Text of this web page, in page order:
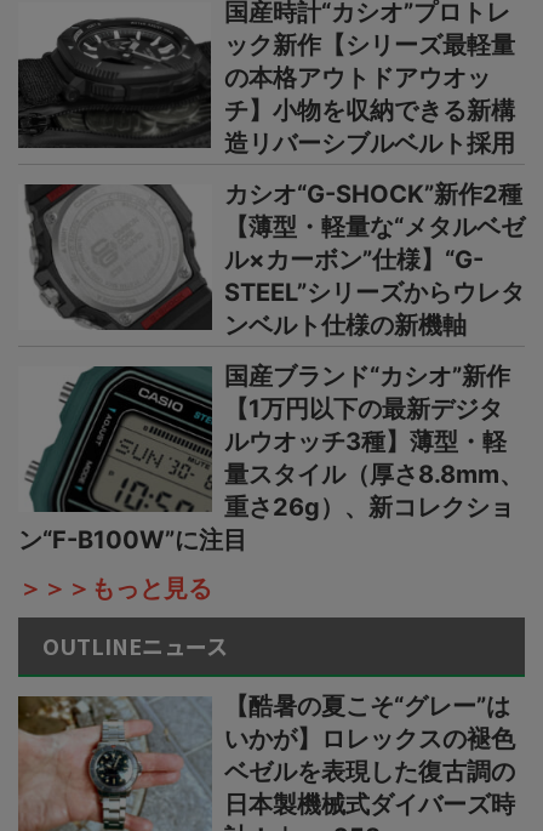
国産時計“カシオ”プロトレ
ック新作【シリーズ最軽量
の本格アウトドアウオッ
チ】小物を収納できる新構
造リバーシブルベルト採用
カシオ“G-SHOCK”新作2種
【薄型・軽量な“メタルベゼ
ル×カーボン”仕様】“G-
STEEL”シリーズからウレタ
ンベルト仕様の新機軸
国産ブランド“カシオ”新作
【1万円以下の最新デジタ
ルウオッチ3種】薄型・軽
量スタイル（厚さ8.8mm、
重さ26g）、新コレクショ
ン“F-B100W”に注目
＞＞＞もっと見る
OUTLINEニュース
【酷暑の夏こそ“グレー”は
いかが】ロレックスの褪色
ベゼルを表現した復古調の
日本製機械式ダイバーズ時